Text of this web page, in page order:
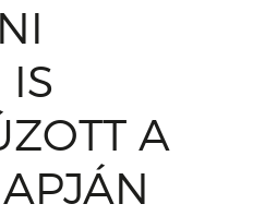
IS
A